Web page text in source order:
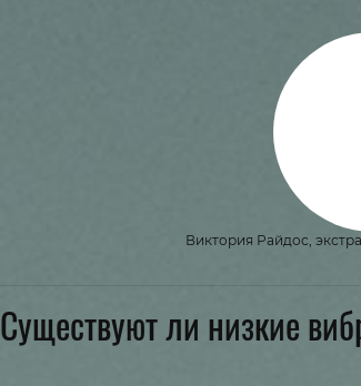
Виктория Райдос,
Существуют ли низкие